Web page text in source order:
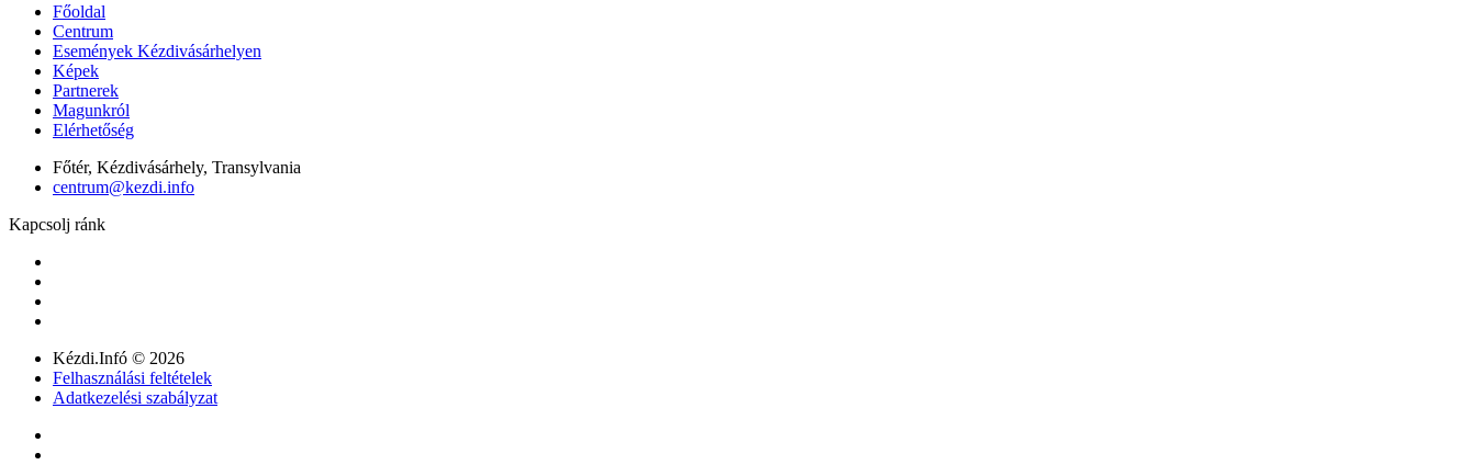
Főoldal
Centrum
Események Kézdivásárhelyen
Képek
Partnerek
Magunkról
Elérhetőség
Főtér, Kézdivásárhely, Transylvania
centrum@kezdi.info
Kapcsolj ránk
Kézdi.Infó © 2026
Felhasználási feltételek
Adatkezelési szabályzat